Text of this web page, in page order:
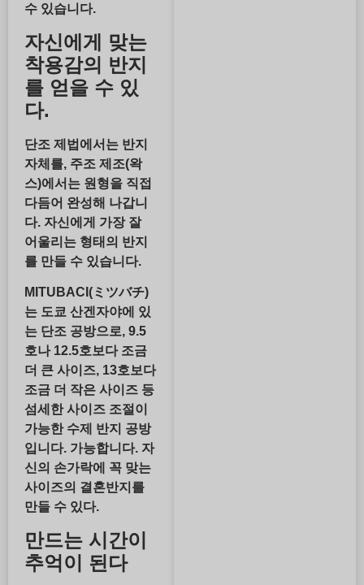
수 있습니다.
자신에게 맞는
착용감의 반지
를 얻을 수 있
다.
단조 제법에서는 반지
자체를, 주조 제조(왁
스)에서는 원형을 직접
다듬어 완성해 나갑니
다. 자신에게 가장 잘
어울리는 형태의 반지
를 만들 수 있습니다.
MITUBACI(ミツバチ)
는 도쿄 산겐자야에 있
는 단조 공방으로, 9.5
호나 12.5호보다 조금
더 큰 사이즈, 13호보다
조금 더 작은 사이즈 등
섬세한 사이즈 조절이
가능한 수제 반지 공방
입니다. 가능합니다. 자
신의 손가락에 꼭 맞는
사이즈의 결혼반지를
만들 수 있다.
만드는 시간이
추억이 된다